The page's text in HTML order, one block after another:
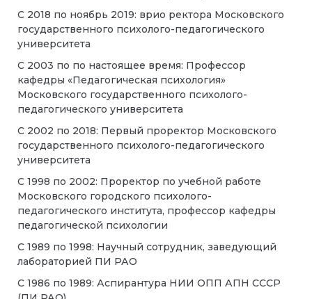
С 2018 по ноябрь 2019: врио ректора Московского
государственного психолого-педагогического
университета
С 2003 по по настоящее время: Профессор
кафедры «Педагогическая психология»
Московского государственного психолого-
педагогического университета
С 2002 по 2018: Первый проректор Московского
государственного психолого-педагогического
университета
С 1998 по 2002: Проректор по учебной работе
Московского городского психолого-
педагогического института, профессор кафедры
педагогической психологии
С 1989 по 1998: Научный сотрудник, заведующий
лабораторией ПИ РАО
С 1986 по 1989: Аспирантура НИИ ОПП АПН СССР